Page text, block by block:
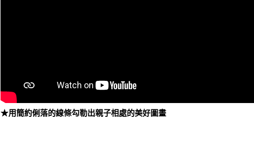
★用簡約俐落的線條勾勒出親子相處的美好圖畫